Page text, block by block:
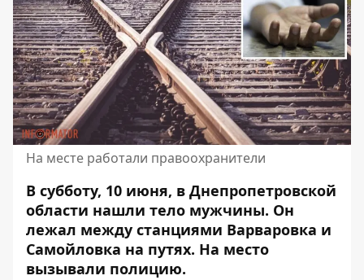
На месте работали правоохранители
В субботу, 10 июня, в Днепропетровской
области нашли тело мужчины. Он
лежал между станциями Варваровка и
Самойловка на путях. На место
вызывали полицию.